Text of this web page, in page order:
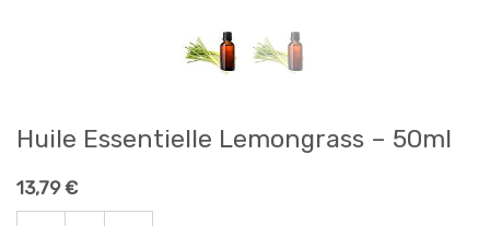
Huile Essentielle Lemongrass – 50ml
13,79€